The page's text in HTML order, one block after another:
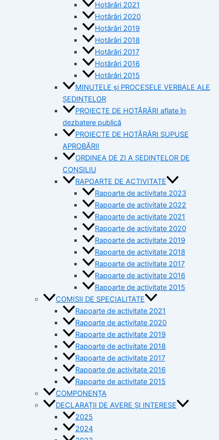
Hotărâri 2021
Hotărâri 2020
Hotărâri 2019
Hotărâri 2018
Hotărâri 2017
Hotărâri 2016
Hotărâri 2015
MINUTELE și PROCESELE VERBALE ALE
ȘEDINȚELOR
PROIECTE DE HOTĂRÂRI aflate în
dezbatere publică
PROIECTE DE HOTĂRÂRI SUPUSE
APROBĂRII
ORDINEA DE ZI A ȘEDINȚELOR DE
CONSILIU
RAPOARTE DE ACTIVITATE
Rapoarte de activitate 2023
Rapoarte de activitate 2022
Rapoarte de activitate 2021
Rapoarte de activitate 2020
Rapoarte de activitate 2019
Rapoarte de activitate 2018
Rapoarte de activitate 2017
Rapoarte de activitate 2016
Rapoarte de activitate 2015
COMISII DE SPECIALITATE
Rapoarte de activitate 2021
Rapoarte de activitate 2020
Rapoarte de activitate 2019
Rapoarte de activitate 2018
Rapoarte de activitate 2017
Rapoarte de activitate 2016
Rapoarte de activitate 2015
COMPONENȚA
DECLARAȚII DE AVERE ȘI INTERESE
2025
2024